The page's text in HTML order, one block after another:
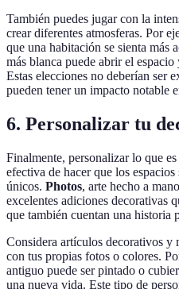
También puedes jugar con la
crear diferentes atmosferas. Por
que una habitación se sienta más
más blanca puede abrir el
Estas elecciones no deberían ser
pueden tener un impacto notable
6. Personalizar tu
Finalmente, personalizar lo que
efectiva de hacer que los
únicos. Photos, arte hecho a
excelentes adiciones decorativas
que también cuentan una historia
Considera artículos decorativos y
con tus propias fotos o colores.
antiguo puede ser pintado o
una nueva vida. Este tipo de